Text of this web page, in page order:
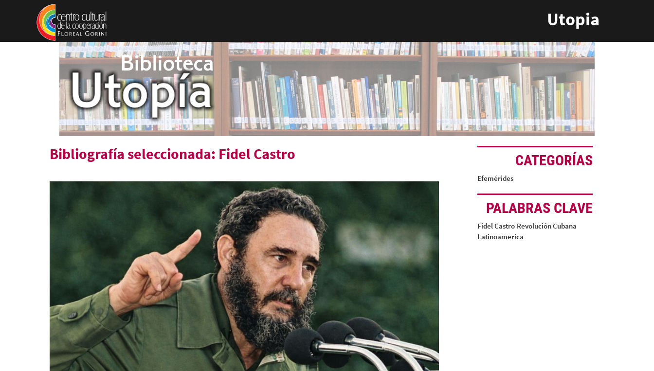
Pasar al contenido principal
Utopia
Bibliografía seleccionada: Fidel Castro CATEGORÍAS
Efemérides
PALABRAS CLAVE
Fidel Castro Revolución Cubana
Latinoamerica